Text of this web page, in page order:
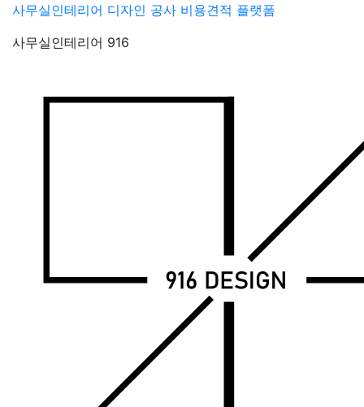
Skip
content
사무실인테리어 디자인 공사 비용견적 플랫폼
사무실인테리어 916